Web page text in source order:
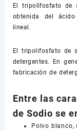
El tripolifosfato de
obtenida del
lineal.
El tripolifosfato de
detergentes. En
fabricación de
Entre las
de Sodio se
Polvo blanco,